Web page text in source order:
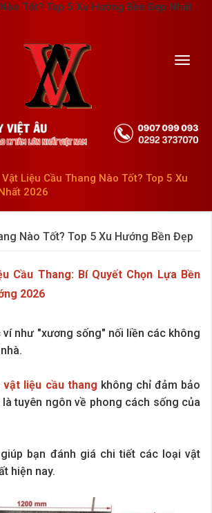
Tốt? Top 5 Xu Hướng Bền Đẹp Nhất
Vật Liệu Cầu Thang Nào Tốt? Top 5 Xu
2026
Nào Tốt? Top 5 Xu Hướng Bền Đẹp
Cầu Thang: Bí Quyết Chọn Lựa Bền
2026
ví như "xương sống" nối liền các không
vật liệu cầu thang không chỉ đảm bảo
tuyên ngôn về phong cách sống của
bạn đánh giá chi tiết các loại vật
hiện nay.